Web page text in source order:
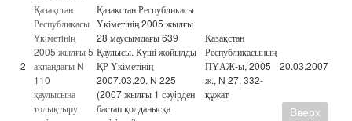
2
Қазақстан
Республикасы
Yкiметiнiң
2005 жылғы 5
ақпандағы N
110
қаулысына
толықтыру
Қазақстан Республикасы
Үкіметінің 2005 жылғы
28 маусымдағы 639
Қаулысы. Күші жойылды -
ҚР Үкіметінің
2007.03.20. N 225
(2007 жылғы 1 сәуiрден
бастап қолданысқа
Қазақстан
Республикасының
ПҮАЖ-ы, 2005
ж., N 27, 332-
құжат
20.03.2007
Вверх